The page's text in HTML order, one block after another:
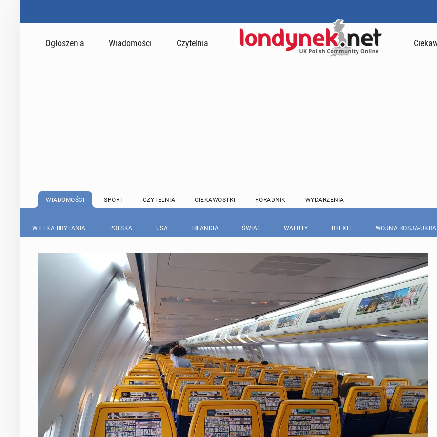
Ogłoszenia Wiadomości Czytelnia
WIADOMOŚCI SPORT CZYTELNIA CIEKAWOSTKI PORADNIK WYDARZENIA
WIELKA BRYTANIA POLSKA USA IRLANDIA ŚWIAT WALUTY BREXIT WOJNA ROSJA-